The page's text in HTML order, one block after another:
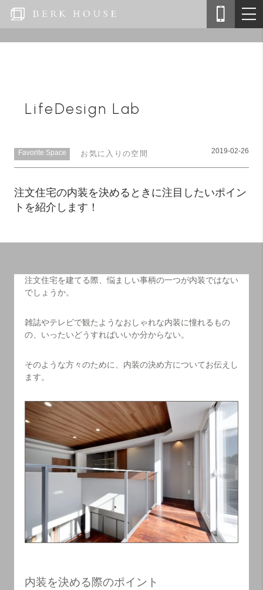
LifeDesign Lab
Favorite Space お気に入りの空間 2019-02-26
注文住宅の内装を決めるときに注目したいポイン
トを紹介します！
注文住宅を建てる際、悩ましい事柄の一つが内装ではない
でしょうか。
雑誌やテレビで観たようなおしゃれな内装に憧れるもの
の、いったいどうすればいいか分からない。
そのような方々のために、内装の決め方についてお伝えし
ます。
内装を決める際のポイント